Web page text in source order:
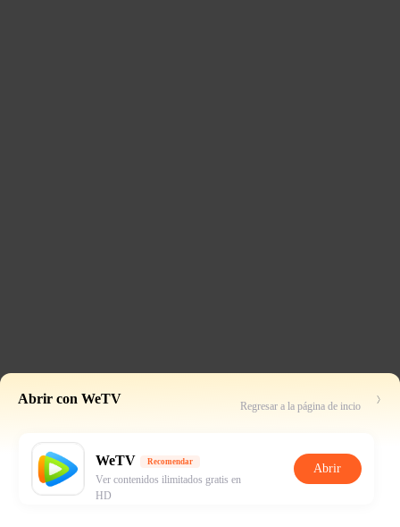
Abrir con WeTV Regresar a la página de incio
WeTV Recomendar
Ver contenidos ilimitados gratis en
HD
Abrir